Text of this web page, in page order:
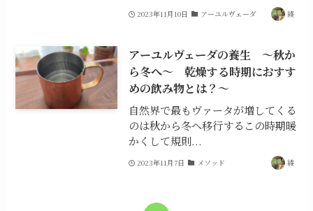
2023年11月10日 アーユルヴェーダ 綾
アーユルヴェーダの養生 ～秋か
ら冬へ～ 乾燥する時期におすす
めの飲み物とは？～
自然界で最もヴァータが増してくる
のは秋から冬へ移行するこの時期暖
かくして規則...
2023年11月7日 メソッド 綾